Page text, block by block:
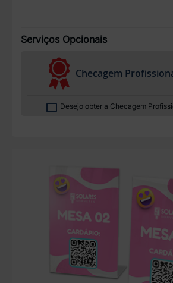
Serviços Opcionais
Checagem
Desejo obter a Checagem